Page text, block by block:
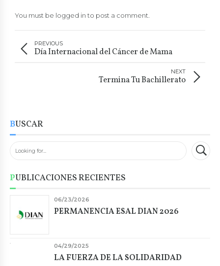
You must be logged in to post a comment.
PREVIOUS
Día Internacional del Cáncer de Mama
NEXT
Termina Tu Bachillerato
BUSCAR
PUBLICACIONES RECIENTES
06/23/2026
PERMANENCIA ESAL DIAN 2026
04/29/2025
LA FUERZA DE LA SOLIDARIDAD